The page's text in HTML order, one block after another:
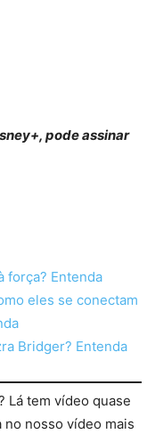
pode assinar
força? Entenda
eles se conectam
Bridger? Entenda
Lá tem vídeo quase
no nosso vídeo mais